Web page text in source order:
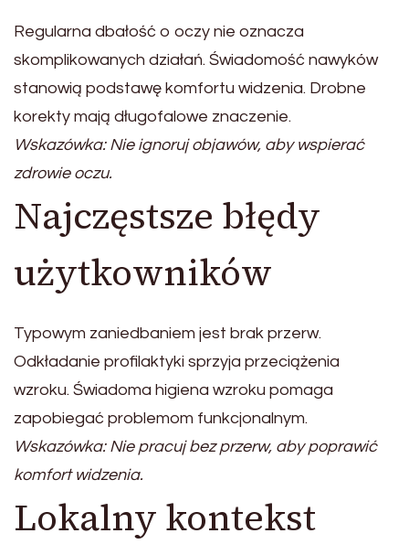
Regularna dbałość o oczy nie oznacza
skomplikowanych działań. Świadomość nawyków
stanowią podstawę komfortu widzenia. Drobne
korekty mają długofalowe znaczenie.
Wskazówka: Nie ignoruj objawów, aby wspierać
zdrowie oczu.
Najczęstsze błędy
użytkowników
Typowym zaniedbaniem jest brak przerw.
Odkładanie profilaktyki sprzyja przeciążenia
wzroku. Świadoma higiena wzroku pomaga
zapobiegać problemom funkcjonalnym.
Wskazówka: Nie pracuj bez przerw, aby poprawić
komfort widzenia.
Lokalny kontekst